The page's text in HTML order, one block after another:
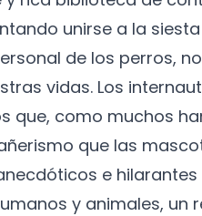
unirse a la
de los perros,
vidas. Los
que, como muchos
que las
e
y animales, un